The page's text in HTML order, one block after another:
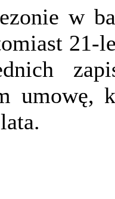
w
21-
umowę,